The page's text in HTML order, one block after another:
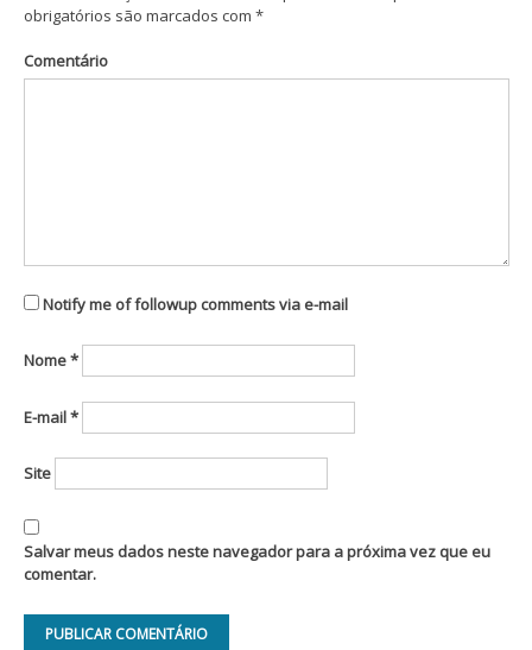
obrigatórios são marcados com *
Comentário
Notify me of followup comments via e-mail
Nome*
E-mail*
Site
Salvar meus dados neste navegador para a próxima vez que eu
comentar.